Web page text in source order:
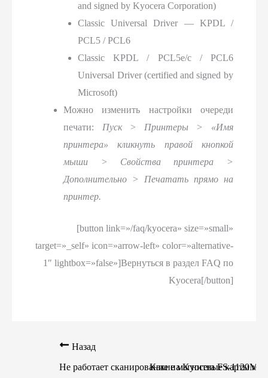
and signed by Kyocera Corporation)
Classic Universal Driver — KPDL /
PCL5 / PCL6
Classic KPDL / PCL5e/c / PCL6
Universal Driver (certified and signed by
Microsoft)
Можно изменить настройки очереди
печати: Пуск > Принтеры > «Имя
принтера» кликнуть правой кнопкой
мыши > Свойства принтера >
Дополнительно > Печатать прямо на
принтер.
[button link=»/faq/kyocera» size=»small»
target=»_self» icon=»arrow-left» color=»alternative-
1″ lightbox=»false»]Вернуться в раздел FAQ по
Kyocera[/button]
Назад
Не работает сканирование на Kyocera FS-
Какие магнитные карты